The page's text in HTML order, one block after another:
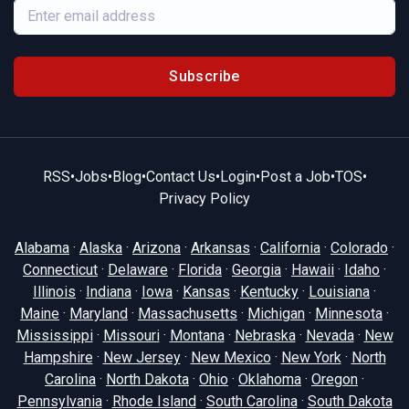
Subscribe
RSS•Jobs•Blog•Contact Us•Login•Post a Job•TOS•
Privacy Policy
Alabama · Alaska · Arizona · Arkansas · California · Colorado ·
Connecticut · Delaware · Florida · Georgia · Hawaii · Idaho ·
Illinois · Indiana · Iowa · Kansas · Kentucky · Louisiana ·
Maine · Maryland · Massachusetts · Michigan · Minnesota ·
Mississippi· Missouri· Montana· Nebraska· Nevada· New
Hampshire· New Jersey· New Mexico· New York· North
Carolina · North Dakota · Ohio · Oklahoma · Oregon ·
Pennsylvania· Rhode Island · South Carolina· South Dakota